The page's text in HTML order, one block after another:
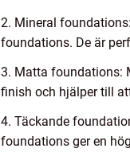
2. Mineral
foundations. De är
3. Matta foundations:
finish och hjälper till
4. Täckande
foundations ger en